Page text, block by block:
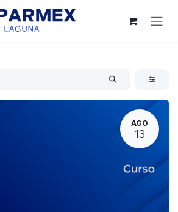
AGO
13